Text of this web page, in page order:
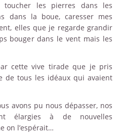
toucher les pierres dans les
dans la boue, caresser mes
elles que je regarde grandir
bouger dans le vent mais les
cette vive tirade que je pris
de tous les idéaux qui avaient
avons pu nous dépasser, nos
élargies à de nouvelles
on l’espérait…